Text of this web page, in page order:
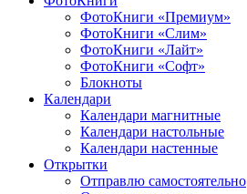
ФотоКниги «Премиум»
ФотоКниги «Слим»
ФотоКниги «Лайт»
ФотоКниги «Софт»
Блокноты
Календари
Календари магнитные
Календари настольные
Календари настенные
Открытки
Отправлю самостоятельно